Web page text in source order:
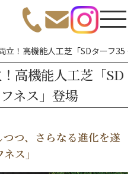
立！高機能人工芝「SDターフ35
高機能人工芝「SD
ネス」登場
つ、さらなる進化を遂
ス」